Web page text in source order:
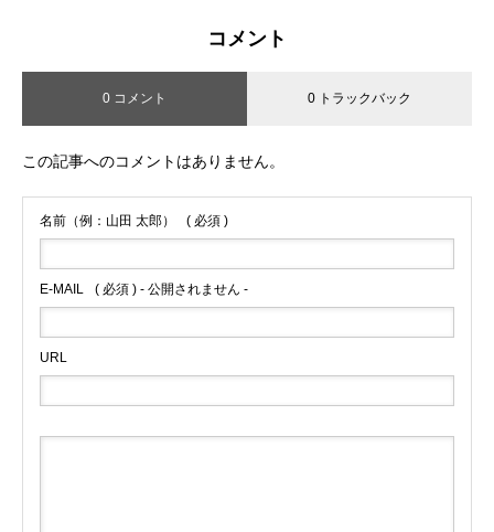
コメント
0 コメント 0 トラックバック
この記事へのコメントはありません。
名前（例：山田 太郎） ( 必須 )
E-MAIL ( 必須 ) - 公開されません -
URL